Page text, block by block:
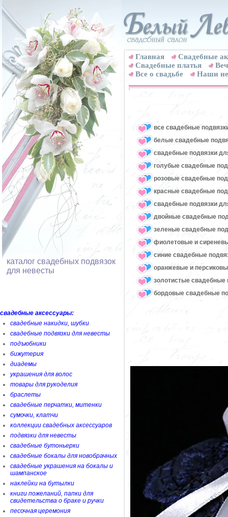
каталог свадебных подвязок
для невесты
свадебные аксессуары:
свадебные накидки, шубки
свадебные подвязки для невесты
подъюбники
бижутерия
диадемы
украшения для волос
товары для рукоделия
браслеты
свадебные перчатки, митенки
сумочки, клатчи
коллекции свадебных аксессуаров
подвязки для невесты
свадебные бутоньерки
свадебные бокалы для новобрачных
свадебные украшения на бокалы и
шампанское
наклейки на бутылки
книги пожеланий, папки для
свидетельства о браке и ручки
песочная церемония
Главная
Свадебные
Cвадебные платья
Все о свадьбе
Наши
все свадебные
белые свадебные
свадебные подвязки
голубые свадебные
розовые свадебные
красные свадебные
свадебные подвязки
двойные свадебные
зеленые свадебные
фиолетовые и
синие свадебные
оранжевые и
золотистые свадебные
бордовые свадебные